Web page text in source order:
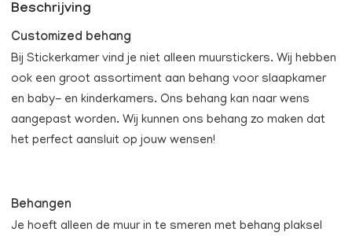
Beschrijving
Customized behang
Bij Stickerkamer vind je niet alleen muurstickers. Wij hebben
ook een groot assortiment aan behang voor slaapkamer
en baby- en kinderkamers. Ons behang kan naar wens
aangepast worden. Wij kunnen ons behang zo maken dat
het perfect aansluit op jouw wensen!
Behangen
Je hoeft alleen de muur in te smeren met behang plaksel